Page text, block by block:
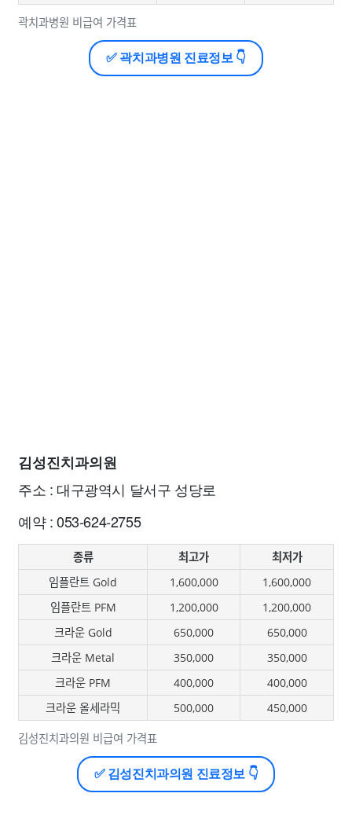
곽치과병원 비급여 가격표
✅ 곽치과병원 진료정보 👇
김성진치과의원
주소 : 대구광역시 달서구 성당로
예약 : 053-624-2755
김성진치과의원 비급여 가격표
종류 최고가
최저가
임플란트 Gold
1,600,000
1,600,000
임플란트 PFM
1,200,000
1,200,000
크라운 Gold
650,000
650,000
크라운 Metal
350,000
350,000
크라운 PFM
400,000
400,000
크라운 올세라믹
500,000 450,000
✅ 김성진치과의원 진료정보 👇